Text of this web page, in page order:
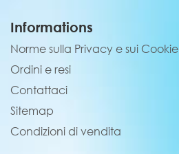
Informations
Norme sulla Privacy e sui Cookie
Ordini e resi
Contattaci
Sitemap
Condizioni di vendita